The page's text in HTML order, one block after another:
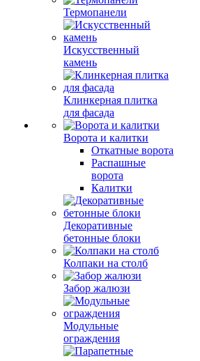
Термопанели
Искусственный
камень
Клинкерная плитка
для фасада
Ворота и калитки
Откатные ворота
Распашные
ворота
Калитки
Декоративные
бетонные блоки
Колпаки на столб
Забор жалюзи
Модульные
ограждения